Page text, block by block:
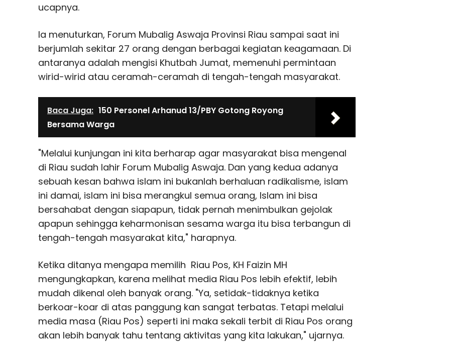
ucapnya.
Ia menuturkan, Forum Mubalig Aswaja Provinsi Riau sampai saat ini
berjumlah sekitar 27 orang dengan berbagai kegiatan keagamaan. Di
antaranya adalah mengisi Khutbah Jumat, memenuhi permintaan
wirid-wirid atau ceramah-ceramah di tengah-tengah masyarakat.
Baca Juga: 150 Personel Arhanud 13/PBY Gotong Royong
Bersama Warga
"Melalui kunjungan ini kita berharap agar masyarakat bisa mengenal
di Riau sudah lahir Forum Mubalig Aswaja. Dan yang kedua adanya
sebuah kesan bahwa islam ini bukanlah berhaluan radikalisme, islam
ini damai, islam ini bisa merangkul semua orang, Islam ini bisa
bersahabat dengan siapapun, tidak pernah menimbulkan gejolak
apapun sehingga keharmonisan sesama warga itu bisa terbangun di
tengah-tengah masyarakat kita," harapnya.
Ketika ditanya mengapa memilih Riau Pos, KH Faizin MH
mengungkapkan, karena melihat media Riau Pos lebih efektif, lebih
mudah dikenal oleh banyak orang. "Ya, setidak-tidaknya ketika
berkoar-koar di atas panggung kan sangat terbatas. Tetapi melalui
media masa (Riau Pos) seperti ini maka sekali terbit di Riau Pos orang
akan lebih banyak tahu tentang aktivitas yang kita lakukan," ujarnya.